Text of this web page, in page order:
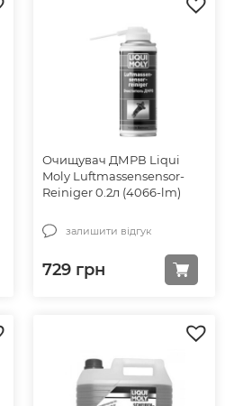
Очищувач ДМРВ Liqui
Moly Luftmassensensor-
Reiniger 0.2л (4066-lm)
залишити відгук
729 грн